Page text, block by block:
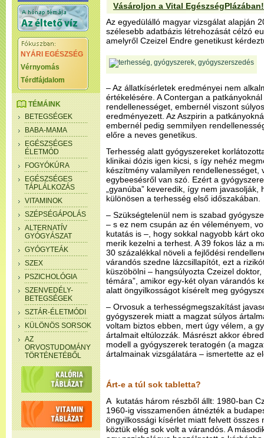
NYÁRI EGÉSZSÉG
Vérnyomás
Térdfájdalom
TÉMÁINK
BETEGSÉGEK
BABA-MAMA
EGÉSZSÉGES
ÉLETMÓD
FOGYÓKÚRA
EGÉSZSÉGES
TÁPLÁLKOZÁS
VITAMINOK
SZÉPSÉGÁPOLÁS
ALTERNATÍV
GYÓGYÁSZAT
GYÓGYTEÁK
SZEX
PSZICHOLÓGIA
SZENVEDÉLY-
BETEGSÉGEK
SZTÁR-ÉLETMÓDI
KÜLÖNÖS SORSOK
AZ
ORVOSTUDOMÁNY
TÖRTÉNETÉBŐL
Vásároljon a Vital EgészségPlázában!
Az egyedülálló magyar vizsgálat alapján
szélesebb adatbázis létrehozását célzó
amelyről Czeizel Endre genetikust
– Az állatkísérletek eredményei nem
értékelésére. A Contergan a
rendellenességet, embernél viszont
eredményezett. Az Aszpirin a
embernél pedig semmilyen
előre a neves genetikus.
Terhesség alatt gyógyszereket
klinikai dózis igen kicsi, s így nehéz
készítmény valamilyen rendellenességet,
egybeesésről van szó. Ezért a
„gyanúba” keveredik, így nem
különösen a terhesség első időszakában.
– Szükségtelenül nem is szabad
– s ez nem csupán az én véleményem,
kutatás is –, hogy sokkal nagyobb kárt
merik kezelni a terhest. A 39 fokos láz a
30 százalékkal növeli a fejlődési
várandós szedne lázcsillapítót, ezt a
küszöbölni – hangsúlyozta Czeizel
témára”, amikor egy-két olyan várandós
alatt öngyilkosságot kísérelt meg
– Orvosuk a terhességmegszakítást
gyógyszerek miatt a magzat súlyos
voltam biztos ebben, mert úgy vélem, a
ártalmait eltúlozzák. Másrészt akkor
modell a gyógyszerek teratogén (a
ártalmainak vizsgálatára – ismertette az
Árt-e a túl sok tabletta?
A kutatás három részből állt: 1980-ban
1960-ig visszamenően átnézték a
öngyilkossági kísérlet miatt felvett összes
köztük elég sok volt a várandós. A